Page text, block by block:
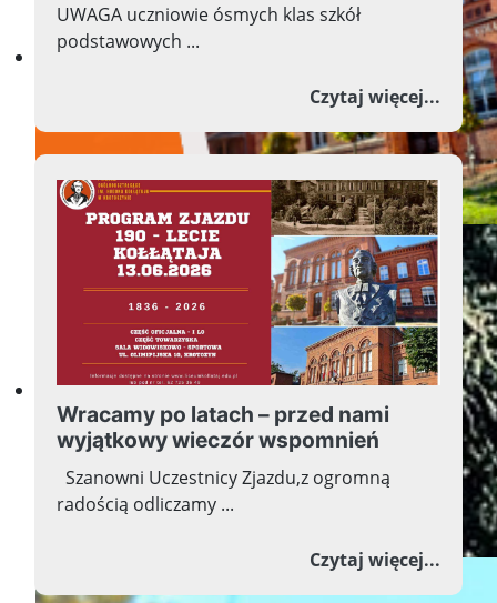
Przyszłość w nauce, nauka
Przyszłość w nauce, nauka
UWAGA uczniowie ósmych klas szkół
podstawowych ...
Czytaj więcej...o
Wracamy po latach – przed nami
wyjątkowy wieczór wspomnień
Szanowni Uczestnicy Zjazdu,z ogromną
radością odliczamy ...
Czytaj więcej...o